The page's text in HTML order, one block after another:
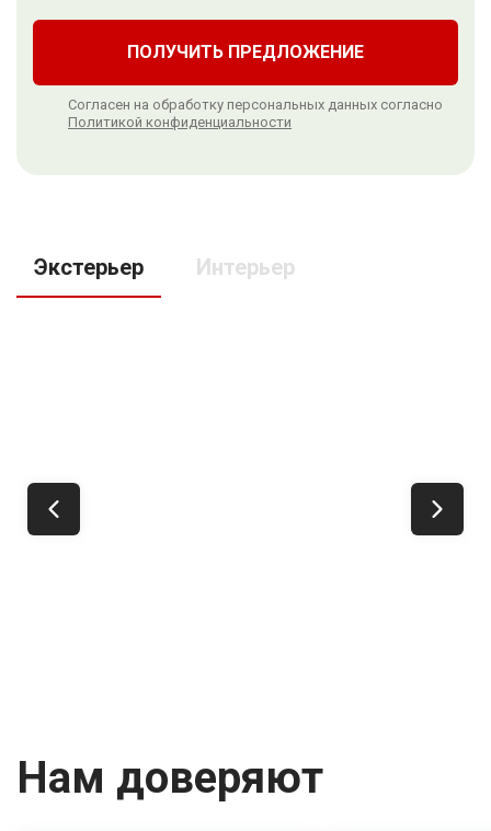
ПОЛУЧИТЬ ПРЕДЛОЖЕНИЕ
Согласен на обработку персональных данных согласно
Политикой конфиденциальности
Экстерьер Интерьер
Нам доверяют